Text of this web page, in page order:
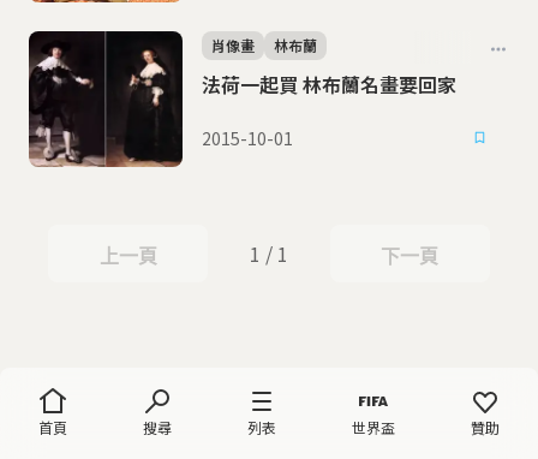
首頁 搜尋 列表 世界盃 贊助
法荷一起買 林布蘭名畫要回家
肖像畫 林布蘭
2015-10-01
上一頁
上一頁 1 / 1 下一頁
下一頁